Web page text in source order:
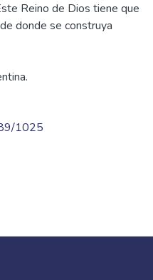
Reino de Dios tiene que
donde se construya
1025